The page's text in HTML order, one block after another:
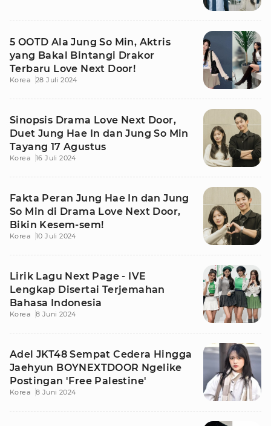
5 OOTD Ala Jung So Min, Aktris
yang Bakal Bintangi Drakor
Terbaru Love Next Door!
Korea 28 Juli 2024
Sinopsis Drama Love Next Door,
Duet Jung Hae In dan Jung So Min
Tayang 17 Agustus
Korea 16 Juli 2024
Fakta Peran Jung Hae In dan Jung
So Min di Drama Love Next Door,
Bikin Kesem-sem!
Korea 10 Juli 2024
Lirik Lagu Next Page - IVE
Lengkap Disertai Terjemahan
Bahasa Indonesia
Korea 8 Juni 2024
Adel JKT48 Sempat Cedera Hingga
Jaehyun BOYNEXTDOOR Ngelike
Postingan 'Free Palestine'
Korea 8 Juni 2024